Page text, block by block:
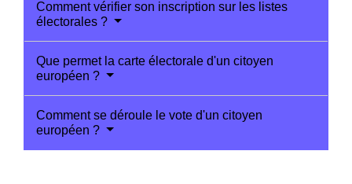
Comment vérifier son inscription sur les listes
électorales ?
Que permet la carte électorale d'un citoyen
européen ?
Comment se déroule le vote d'un citoyen
européen ?